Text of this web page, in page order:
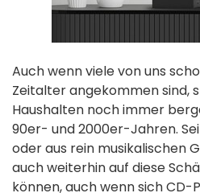
Auch wenn viele von uns
Zeitalter angekommen sind,
Haushalten noch immer
90er- und 2000er-Jahren.
oder aus rein musikalischen
auch weiterhin auf diese
können, auch wenn sich